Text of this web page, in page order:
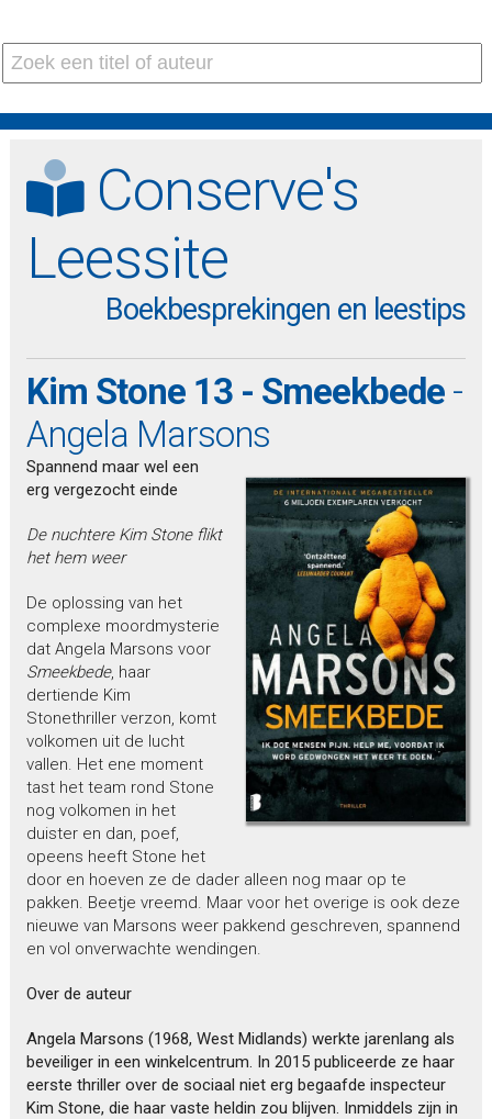
Conserve's
Leessite
Boekbesprekingen en leestips
Kim Stone 13 - Smeekbede-
Angela Marsons
Spannend maar wel een
erg vergezocht einde
De nuchtere Kim Stone flikt
het hem weer
De oplossing van het
complexe moordmysterie
dat Angela Marsons voor
Smeekbede, haar
dertiende Kim
Stonethriller verzon, komt
volkomen uit de lucht
vallen. Het ene moment
tast het team rond Stone
nog volkomen in het
duister en dan, poef,
opeens heeft Stone het
door en hoeven ze de dader alleen nog maar op te
pakken. Beetje vreemd. Maar voor het overige is ook deze
nieuwe van Marsons weer pakkend geschreven, spannend
en vol onverwachte wendingen.
Over de auteur
Angela Marsons (1968, West Midlands) werkte jarenlang als
beveiliger in een winkelcentrum. In 2015 publiceerde ze haar
eerste thriller over de sociaal niet erg begaafde inspecteur
Kim Stone, die haar vaste heldin zou blijven. Inmiddels zijn in